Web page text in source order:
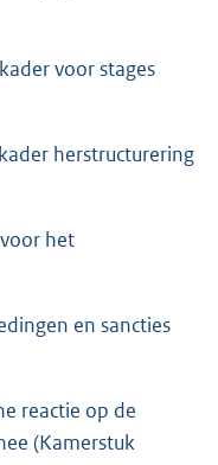
voor stages
herstructurering
het
en sancties
reactie op de
(Kamerstuk